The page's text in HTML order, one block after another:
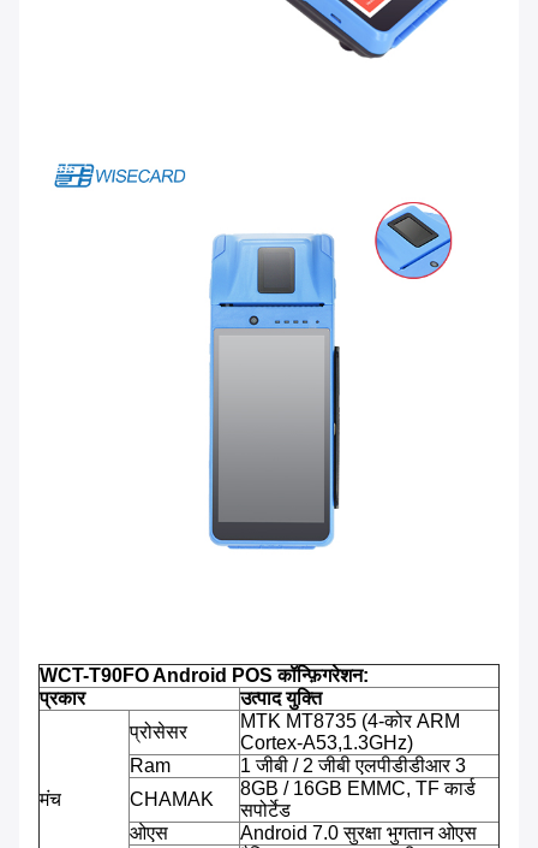
WCT-T90FO Android POS कॉन्फ़िगरेशन:
प्रकार
उत्पाद युक्ति
मंच
प्रोसेसर
MTK MT8735 (4-कोर ARM
Cortex-A53,1.3GHz)
Ram
1 जीबी / 2 जीबी एलपीडीडीआर 3
CHAMAK
8GB / 16GB EMMC, TF कार्ड
सपोर्टेड
ओएस
Android 7.0 सुरक्षा भुगतान ओएस